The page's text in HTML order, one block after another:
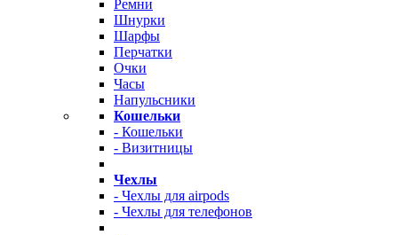
Ремни
Шнурки
Шарфы
Перчатки
Очки
Часы
Напульсники
Кошельки
- Кошельки
- Визитницы
Чехлы
- Чехлы для airpods
- Чехлы для телефонов